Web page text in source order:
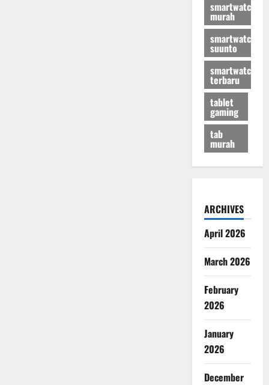
smartwatch
murah
smartwatch
suunto
smartwatch
terbaru
tablet
gaming
tab
murah
ARCHIVES
April 2026
March 2026
February
2026
January
2026
December